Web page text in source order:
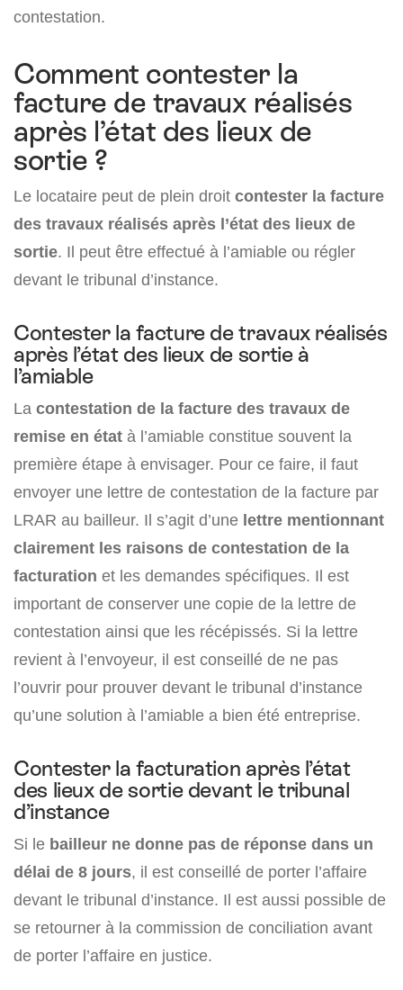
contestation.
Comment contester la
facture de travaux réalisés
après l’état des lieux de
sortie ?
Le locataire peut de plein droit contester la facture
des travaux réalisés après l’état des lieux de
sortie. Il peut être effectué à l’amiable ou régler
devant le tribunal d’instance.
Contester la facture de travaux réalisés
après l’état des lieux de sortie à
l’amiable
La contestation de la facture des travaux de
remise en état à l’amiable constitue souvent la
première étape à envisager. Pour ce faire, il faut
envoyer une lettre de contestation de la facture par
LRAR au bailleur. Il s’agit d’une lettre mentionnant
clairement les raisons de contestation de la
facturation et les demandes spécifiques. Il est
important de conserver une copie de la lettre de
contestation ainsi que les récépissés. Si la lettre
revient à l’envoyeur, il est conseillé de ne pas
l’ouvrir pour prouver devant le tribunal d’instance
qu’une solution à l’amiable a bien été entreprise.
Contester la facturation après l’état
des lieux de sortie devant le tribunal
d’instance
Si le bailleur ne donne pas de réponse dans un
délai de 8 jours, il est conseillé de porter l’affaire
devant le tribunal d’instance. Il est aussi possible de
se retourner à la commission de conciliation avant
de porter l’affaire en justice.